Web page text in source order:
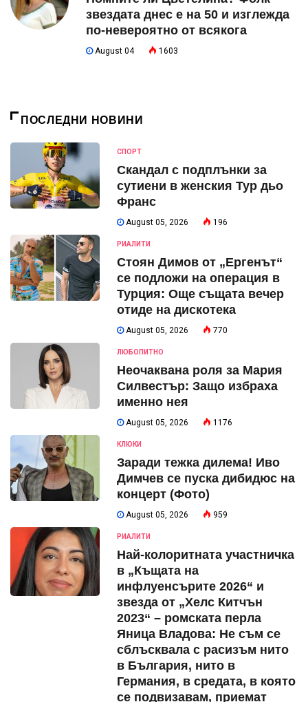
звездата днес е на 50 и изглежда
по-невероятно от всякога
August 04 1603
ПОСЛЕДНИ НОВИНИ
СПОРТ
Скандал с подплънки за
сутиени в женския Тур дьо
Франс
August 05, 2026 196
РИАЛИТИ
Стоян Димов от „Ергенът“
се подложи на операция в
Турция: Още същата вечер
отиде на дискотека
August 05, 2026 770
ЛЮБОПИТНО
Неочаквана роля за Мария
Силвестър: Защо избраха
именно нея
August 05, 2026 1176
КЛЮКИ
Заради тежка дилема! Иво
Димчев се пуска дибидюс на
концерт (Фото)
August 05, 2026 959
РИАЛИТИ
Най-колоритната участничка
в „Къщата на
инфлуенсърите 2026“ и
звезда от „Хелс Китчън
2023“ – ромската перла
Яница Владова: Не съм се
сблъсквала с расизъм нито
в България, нито в
Германия, в средата, в която
се подвизавам, приемат